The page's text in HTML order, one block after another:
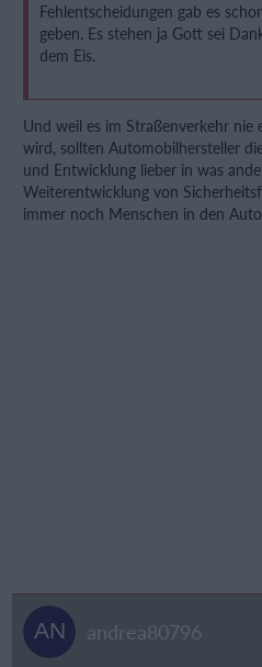
Fehlentscheidungen gab es
geben. Es stehen ja Gott sei
dem Eis.
Und weil es im Straßenverkehr nie
wird, sollten Automobilhersteller
und Entwicklung lieber in was
Weiterentwicklung von
immer noch Menschen in den
andrea80796